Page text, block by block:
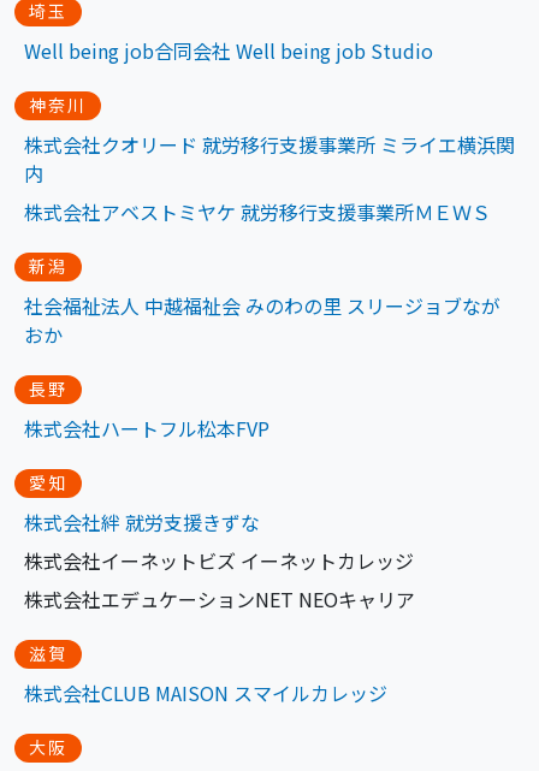
埼玉
Well being job合同会社 Well being job Studio
神奈川
株式会社クオリード 就労移行支援事業所 ミライエ横浜関
内
株式会社アベストミヤケ 就労移行支援事業所ＭＥＷＳ
新潟
社会福祉法人 中越福祉会 みのわの里 スリージョブなが
おか
長野
株式会社ハートフル松本FVP
愛知
株式会社絆 就労支援きずな
株式会社イーネットビズ イーネットカレッジ
株式会社エデュケーションNET NEOキャリア
滋賀
株式会社CLUB MAISON スマイルカレッジ
大阪